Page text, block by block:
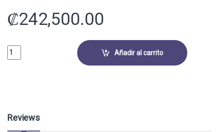
₡242,500.00
SILLA GAMING NOBLECHAIRS HERO CUERO SINTÉTICO DE ALTA
Añadir al carrito
Reviews